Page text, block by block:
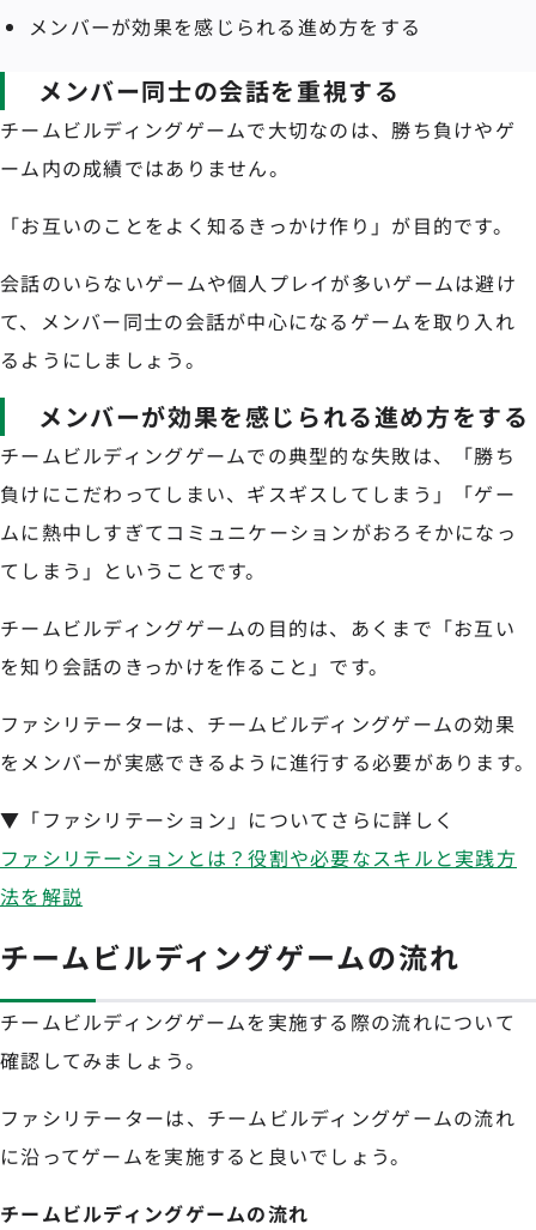
メンバーが効果を感じられる進め方をする
メンバー同士の会話を重視する
チームビルディングゲームで大切なのは、勝ち負けやゲ
ーム内の成績ではありません。
「お互いのことをよく知るきっかけ作り」が目的です。
会話のいらないゲームや個人プレイが多いゲームは避け
て、メンバー同士の会話が中心になるゲームを取り入れ
るようにしましょう。
メンバーが効果を感じられる進め方をする
チームビルディングゲームでの典型的な失敗は、「勝ち
負けにこだわってしまい、ギスギスしてしまう」「ゲー
ムに熱中しすぎてコミュニケーションがおろそかになっ
てしまう」ということです。
チームビルディングゲームの目的は、あくまで「お互い
を知り会話のきっかけを作ること」です。
ファシリテーターは、チームビルディングゲームの効果
をメンバーが実感できるように進行する必要があります。
▼「ファシリテーション」についてさらに詳しく
ファシリテーションとは？役割や必要なスキルと実践方
法を解説
チームビルディングゲームの流れ
チームビルディングゲームを実施する際の流れについて
確認してみましょう。
ファシリテーターは、チームビルディングゲームの流れ
に沿ってゲームを実施すると良いでしょう。
チームビルディングゲームの流れ